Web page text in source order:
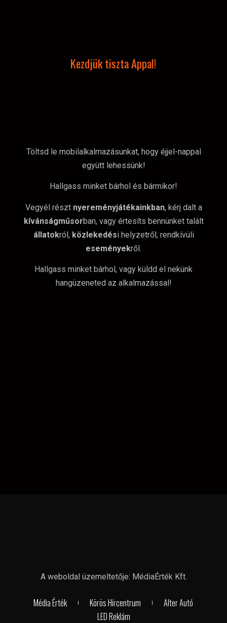
Kezdjük tiszta Appal!
Töltsd le mobilalkalmazásunkat, hogy éjjel-nappal
együtt lehessünk!
Hallgass minket bárhol és bármikor!
Vegyél részt nyereményjátékainkban, kérj dalt a
kívánságműsorban, vagy értesíts bennünket talált
állatokról, közlekedési helyzetről, rendkívüli
eseményekről.
Hallgass minket bárhol, vagy küldd el nekünk
hangüzeneted az alkalmazással!
A weboldal üzemeltetője: MédiaÉrték Kft.
Média Érték Körös Hírcentrum
Alter Autó
LED Reklám